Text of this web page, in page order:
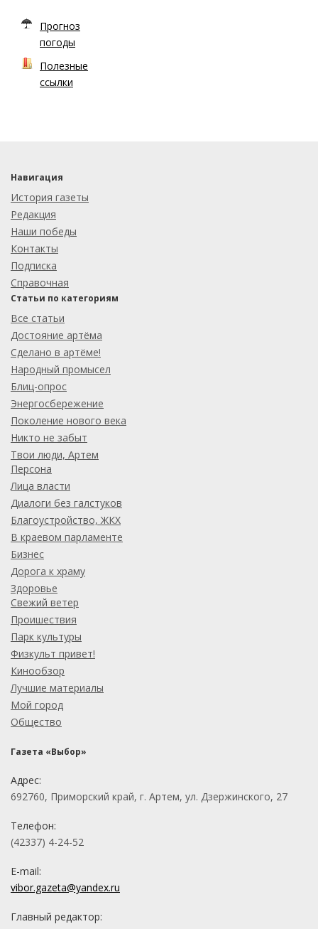
Прогноз
погоды
Полезные
ссылки
Навигация
История газеты
Редакция
Наши победы
Контакты
Подписка
Справочная
Статьи по категориям
Все статьи
Достояние артёма
Сделано в артёме!
Народный промысел
Блиц-опрос
Энергосбережение
Поколение нового века
Никто не забыт
Твои люди, Артем
Персона
Лица власти
Диалоги без галстуков
Благоустройство, ЖКХ
В краевом парламенте
Бизнес
Дорога к храму
Здоровье
Свежий ветер
Проишествия
Парк культуры
Физкульт привет!
Кинообзор
Лучшие материалы
Мой город
Общество
Газета «Выбор»
Адрес:
692760, Приморский край, г. Артем, ул. Дзержинского, 27
Телефон:
(42337) 4-24-52
E-mail:
vibor.gazeta@yandex.ru
Главный редактор: